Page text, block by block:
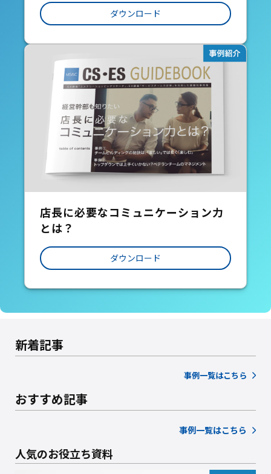
ダウンロード
店長に必要なコミュニケーション力
とは？
ダウンロード
新着記事
事例一覧はこちら
おすすめ記事
事例一覧はこちら
人気のお役立ち資料